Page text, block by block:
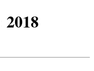
2018